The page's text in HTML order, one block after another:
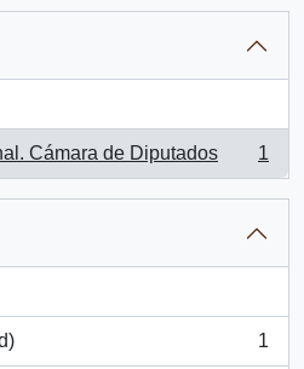
Cámara de Diputados 1
1